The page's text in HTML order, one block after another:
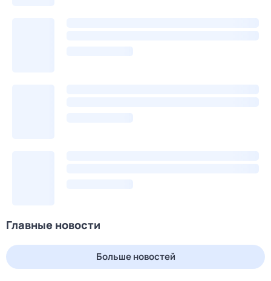
Главные новости
Больше новостей